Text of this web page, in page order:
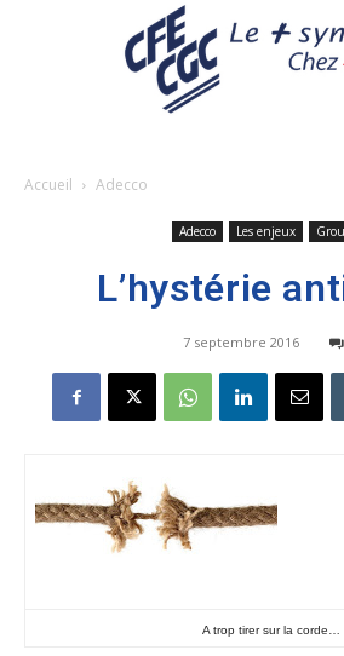
Accueil Adecco
Adecco Les enjeux
L’hystérie
7 septembre 2016
A trop tirer sur la corde…